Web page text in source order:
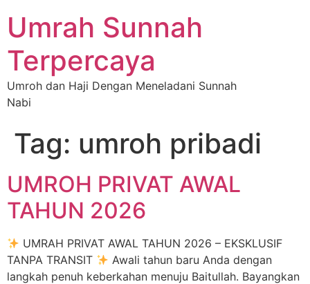
Umrah Sunnah
Terpercaya
Umroh dan Haji Dengan Meneladani Sunnah
Nabi
Tag: umroh pribadi
UMROH PRIVAT AWAL
TAHUN 2026
UMRAH PRIVAT AWAL TAHUN 2026 – EKSKLUSIF
TANPA TRANSIT
Awali tahun baru Anda dengan
langkah penuh keberkahan menuju Baitullah. Bayangkan